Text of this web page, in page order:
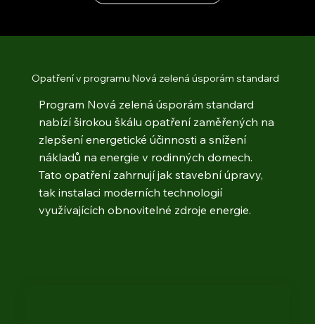
Opatření v programu Nová zelená úsporám standard
Program Nová zelená úsporám standard
nabízí širokou škálu opatření zaměřených na
zlepšení energetické účinnosti a snížení
nákladů na energie v rodinných domech.
Tato opatření zahrnují jak stavební úpravy,
tak instalaci moderních technologií
využívajících obnovitelné zdroje energie.